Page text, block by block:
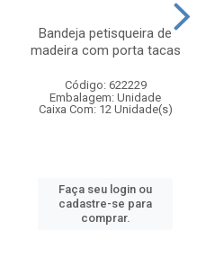
Bandeja petisqueira de
madeira com porta tacas
Código: 622229
Embalagem: Unidade
Caixa Com: 12 Unidade(s)
Faça seu login ou
cadastre-se para
comprar.